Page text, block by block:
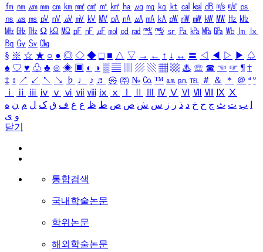
㎙ ㎚ ㎛ ㎜ ㎝ ㎞ ㎟ ㎠ ㎡ ㎢ ㏊ ㎍ ㎎ ㎏ ㏏ ㎈ ㎉ ㏈ ㎧ ㎨ ㎰
㎱ ㎲ ㎳ ㎴ ㎵ ㎶ ㎷ ㎸ ㎹ ㎀ ㎁ ㎂ ㎃ ㎄ ㎺ ㎻ ㎽ ㎾ ㎿ ㎐ ㎑
㎒ ㎓ ㎔ Ω ㏀ ㏁ ㎊ ㎋ ㎌ ㏖ ㏅ ㎭ ㎮ ㎯ ㏛ ㎩ ㎪ ㎫ ㎬ ㏝ ㏐
㏓
㏃ ㏉ ㏜ ㏆
§ ※ ☆ ★ ○ ● ◎ ◇ ◆ □ ■ △ ▽ → ← ↑ ↓ ↔ 〓 ◁ ◀ ▷ ▶ ♤
♠ ♡ ♥ ♧ ♣ ⊙ ◈ ▣ ◐ ◑ ▒ ▤ ▨ ▧ ▦ ▩ ♨ ☏ ☎ ☜ ☞ ¶ †
‡ ↕ ↗ ↙ ↖ ↘ ♭ ♩ ♪ ♬ ㉿ ㈜ № ㏇ ™ ㏂ ㏘ ℡ ＃ ＆ ＊ ＠ ª º
ⅰ
ⅱ ⅲ ⅳ ⅴ ⅵ ⅶ ⅷ ⅸ ⅹ Ⅳ Ⅴ Ⅵ Ⅶ Ⅷ Ⅸ Ⅹ
ب ت ث ج ح خ د ذ ر ز س ش ص ض ط ظ ع غ ف ق ک ل م ن ه
و ی
닫기
통합검색
국내학술논문
학위논문
해외학술논문